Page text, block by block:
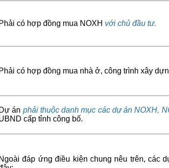
Phải có hợp đồng mua NOXH với chủ đầu tư.
Phải có hợp đồng mua nhà ở, công trình xây
Dự án phải thuộc danh mục các dự án NOXH,
cấp tỉnh công bố.
Ngoài đáp ứng điều kiện chung nêu trên, các